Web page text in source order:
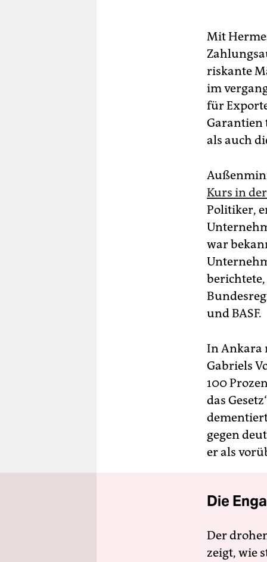
Mit
riskante
im
für
Garantien
als auch
Kurs in
Politiker,
war
und BASF.
In Ankara
Gabriels
100
das
gegen
er als
Die
Der
zeigt, wie